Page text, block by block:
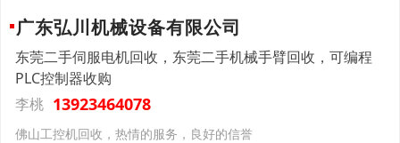
广东弘川机械设备有限公司
东莞二手伺服电机回收，东莞二手机械手臂回收，可编程
PLC控制器收购
李桃 13923464078
佛山工控机回收，热情的服务，良好的信誉